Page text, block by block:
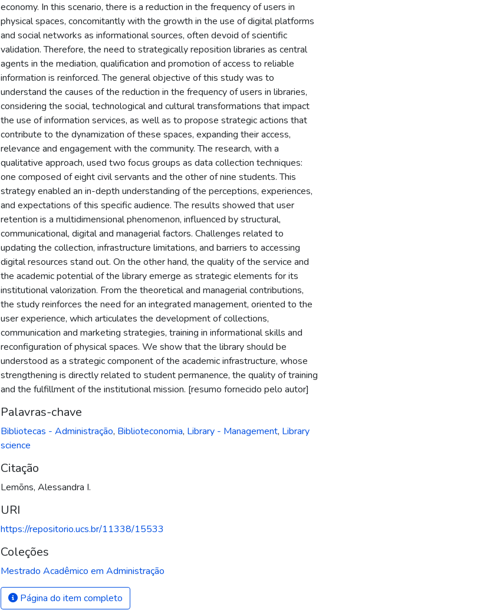
economy. In this scenario, there is a reduction in the frequency of users in
physical spaces, concomitantly with the growth in the use of digital platforms
and social networks as informational sources, often devoid of scientific
validation. Therefore, the need to strategically reposition libraries as central
agents in the mediation, qualification and promotion of access to reliable
information is reinforced. The general objective of this study was to
understand the causes of the reduction in the frequency of users in libraries,
considering the social, technological and cultural transformations that impact
the use of information services, as well as to propose strategic actions that
contribute to the dynamization of these spaces, expanding their access,
relevance and engagement with the community. The research, with a
qualitative approach, used two focus groups as data collection techniques:
one composed of eight civil servants and the other of nine students. This
strategy enabled an in-depth understanding of the perceptions, experiences,
and expectations of this specific audience. The results showed that user
retention is a multidimensional phenomenon, influenced by structural,
communicational, digital and managerial factors. Challenges related to
updating the collection, infrastructure limitations, and barriers to accessing
digital resources stand out. On the other hand, the quality of the service and
the academic potential of the library emerge as strategic elements for its
institutional valorization. From the theoretical and managerial contributions,
the study reinforces the need for an integrated management, oriented to the
user experience, which articulates the development of collections,
communication and marketing strategies, training in informational skills and
reconfiguration of physical spaces. We show that the library should be
understood as a strategic component of the academic infrastructure, whose
strengthening is directly related to student permanence, the quality of training
and the fulfillment of the institutional mission. [resumo fornecido pelo autor]
Palavras-chave
Bibliotecas - Administração, Biblioteconomia, Library - Management, Library
science
Citação
Lemõns, Alessandra I.
URI
https://repositorio.ucs.br/11338/15533
Coleções
Mestrado Acadêmico em Administração
Página do item completo